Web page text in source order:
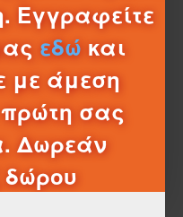
Εγγραφείτε
εδώ και
με άμεση
σας
Δωρεάν
γιορτές ή
θα ενθουσιάσει κάθε
των 3 ετών